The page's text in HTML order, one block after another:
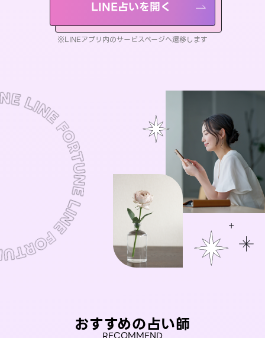
LINE占いを開く
※LINEアプリ内のサービスページへ遷移します
おすすめの占い師